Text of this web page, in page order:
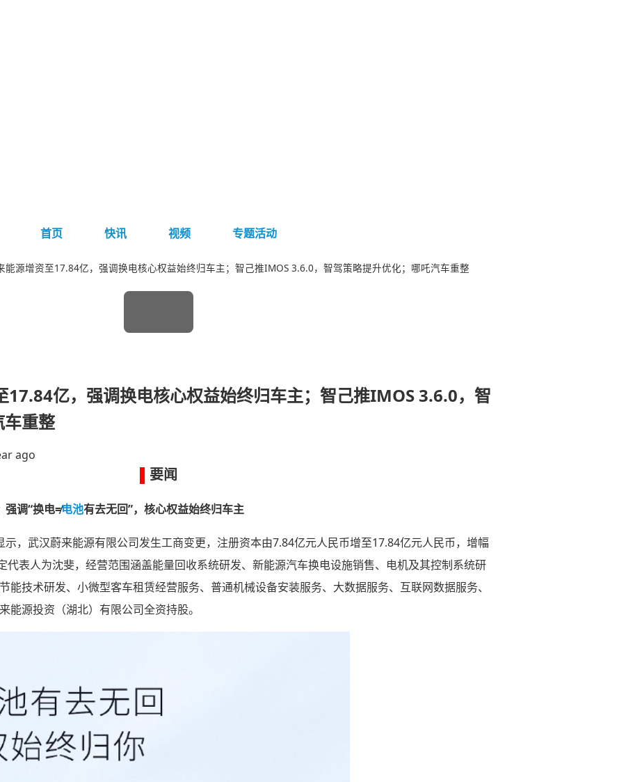
首页
快讯 视频 专题活动
能源增资至17.84亿，强调换电核心权益始终归车主；智己推IMOS 3.6.0，智驾策略提升优化；哪吒汽车重整
17.84亿，强调换电核心权益始终归车主；智己推IMOS 3.6.0，智
重整
ago
要闻
强调“换电≠电池有去无回”，核心权益始终归车主
，武汉蔚来能源有限公司发生工商变更，注册资本由7.84亿元人民币增至17.84亿元人民币，增幅
代表人为沈斐，经营范围涵盖能量回收系统研发、新能源汽车换电设施销售、电机及其控制系统研
能技术研发、小微型客车租赁经营服务、普通机械设备安装服务、大数据服务、互联网数据服务、
能源投资（湖北）有限公司全资持股。